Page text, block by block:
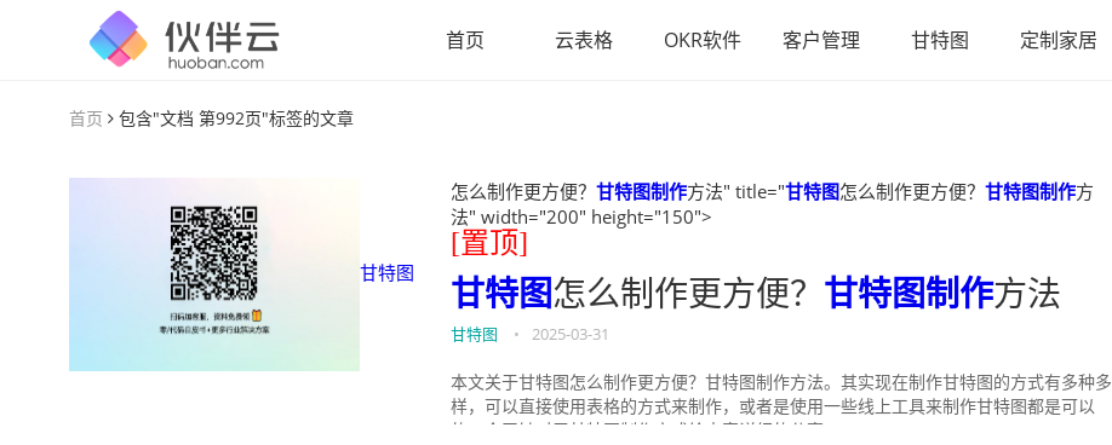
首页 云表格 OKR软件 客户管理 甘特图 定制家居
首页 包含"文档 第992页"标签的文章
甘特图
怎么制作更方便？ 甘特图制作方法" title="甘特图怎么制作更方便？ 甘特图制作方
法" width="200" height="150">
[置顶]
甘特图怎么制作更方便？ 甘特图制作方法
甘特图 • 2025-03-31
本文关于甘特图怎么制作更方便？甘特图制作方法。其实现在制作甘特图的方式有多种多
样，可以直接使用表格的方式来制作，或者是使用一些线上工具来制作甘特图都是可以